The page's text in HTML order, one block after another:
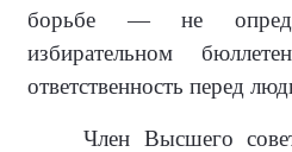
борьбе — не
избирательном
ответственность перед
Член Высшего